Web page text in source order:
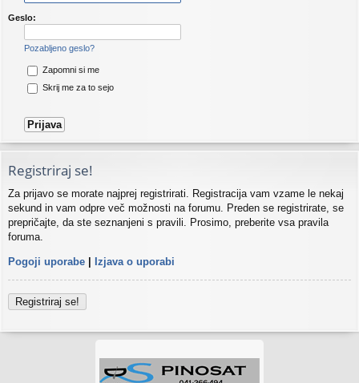
Geslo:
Pozabljeno geslo?
Zapomni si me
Skrij me za to sejo
Registriraj se!
Za prijavo se morate najprej registrirati. Registracija vam vzame le nekaj
sekund in vam odpre več možnosti na forumu. Preden se registrirate, se
prepričajte, da ste seznanjeni s pravili. Prosimo, preberite vsa pravila
foruma.
Pogoji uporabe | Izjava o uporabi
Registriraj se!